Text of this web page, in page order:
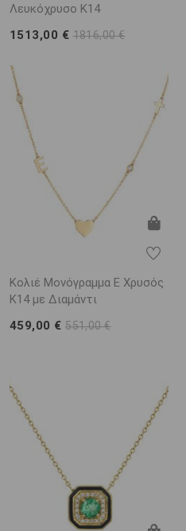
Λευκόχρυσο K14
1513,00 € 1816,00 €
Κολιέ Μονόγραμμα Ε Χρυσός
Κ14 με Διαμάντι
459,00 €551,00 €